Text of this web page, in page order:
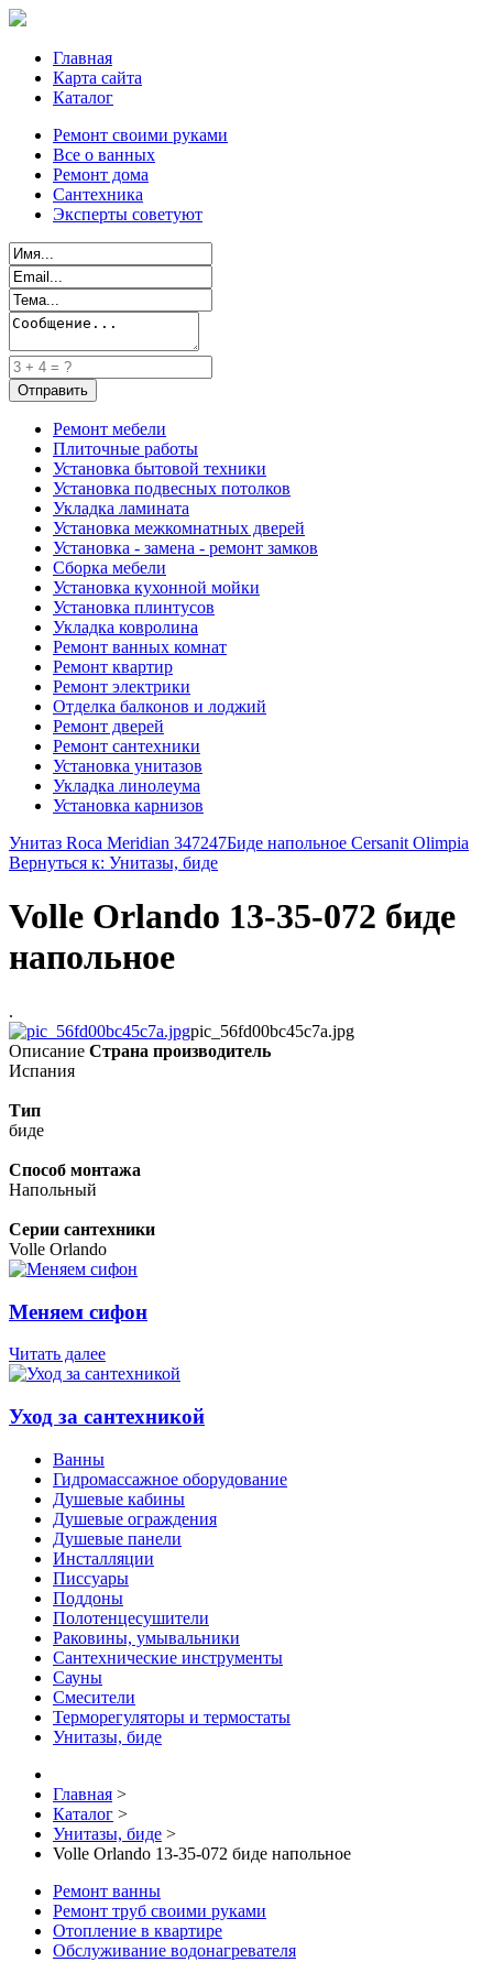
Главная
Карта сайта
Каталог
Ремонт своими руками
Все о ванных
Ремонт дома
Сантехника
Эксперты советуют
Ремонт мебели
Плиточные работы
Установка бытовой техники
Установка подвесных потолков
Укладка ламината
Установка межкомнатных дверей
Установка - замена - ремонт замков
Сборка мебели
Установка кухонной мойки
Установка плинтусов
Укладка ковролина
Ремонт ванных комнат
Ремонт квартир
Ремонт электрики
Отделка балконов и лоджий
Ремонт дверей
Ремонт сантехники
Установка унитазов
Укладка линолеума
Установка карнизов
Унитаз Roca Meridian 347247Биде напольное Cersanit Olimpia
Вернуться к: Унитазы, биде
Volle Orlando 13-35-072 биде
напольное
.
pic_56fd00bc45c7a.jpg
Описание Страна производитель
Испания
Тип
биде
Способ монтажа
Напольный
Серии сантехники
Volle Orlando
Меняем сифон
Читать далее
Уход за сантехникой
Ванны
Гидромассажное оборудование
Душевые кабины
Душевые ограждения
Душевые панели
Инсталляции
Писсуары
Поддоны
Полотенцесушители
Раковины, умывальники
Сантехнические инструменты
Сауны
Смесители
Терморегуляторы и термостаты
Унитазы, биде
Главная >
Каталог >
Унитазы, биде >
Volle Orlando 13-35-072 биде напольное
Ремонт ванны
Ремонт труб своими руками
Отопление в квартире
Обслуживание водонагревателя